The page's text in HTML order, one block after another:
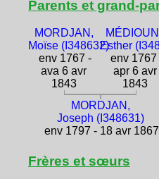
Parents et grand-
MORDJAN,
Moïse (I348632)
env 1767 -
ava 6 avr
1843
Esther
env 1767
apr 6 avr
1843
MORDJAN,
Joseph (I348631)
env 1797 - 18 avr 1867
Frères et sœurs